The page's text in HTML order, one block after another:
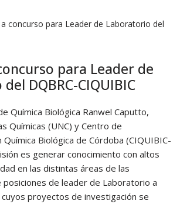
concurso para Leader de Laboratorio del
para Leader de
DQBRC-CIQUIBIC
Química Biológica Ranwel Caputto,
Químicas (UNC) y Centro de
Biológica de Córdoba (CIQUIBIC-
es generar conocimiento con altos
en las distintas áreas de las
posiciones de leader de Laboratorio a
proyectos de investigación se